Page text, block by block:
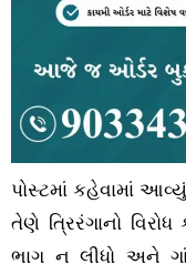
પોસ્ટમાં કહેવામાં
તેણે ત્રિરંગાનો
ભાગ ન લીધો અને